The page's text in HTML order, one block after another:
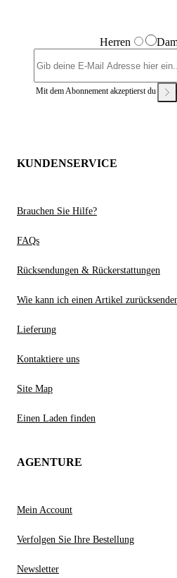
Herren
Mit dem Abonnement akzeptierst du
KUNDENSERVICE
Brauchen Sie Hilfe?
FAQs
Rücksendungen & Rückerstattungen
Wie kann ich einen Artikel
Lieferung
Kontaktiere uns
Site Map
Einen Laden finden
AGENTURE
Mein Account
Verfolgen Sie Ihre Bestellung
Newsletter